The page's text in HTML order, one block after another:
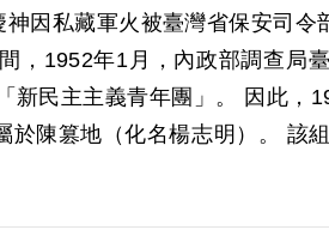
因私藏軍火被臺灣省保安司令
，1952年1月，內政部調查局
民主主義青年團」。 因此，
陳篡地（化名楊志明）。 該